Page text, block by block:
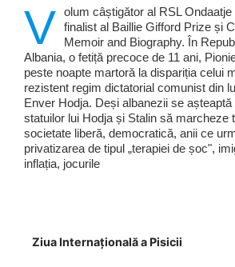
V olum câștigător al RSL
finalist al Baillie Gifford Prize și
Memoir and Biography. În
Albania, o fetiță precoce de 11 ani,
peste noapte martoră la dispariția celui
rezistent regim dictatorial comunist din
Enver Hodja. Deși albanezii se
statuilor lui Hodja și Stalin să marcheze
societate liberă, democratică, anii ce
privatizarea de tipul „terapiei de șoc",
inflația, jocurile
Ziua Internațională a Pisicii